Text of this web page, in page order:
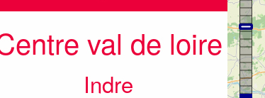
val de loire
Indre